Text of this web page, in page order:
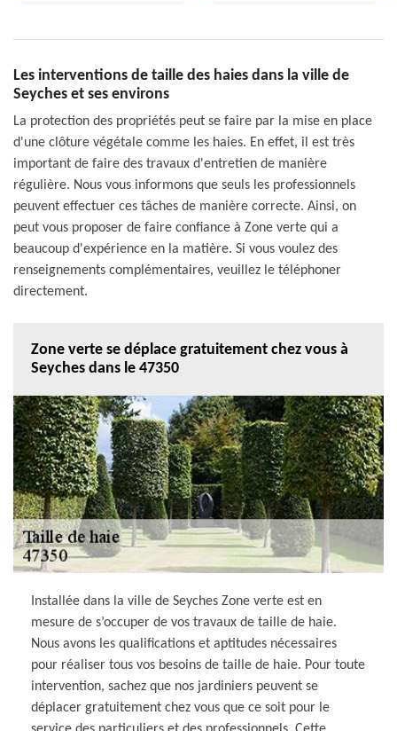
Les interventions de taille des haies dans la ville de
Seyches et ses environs
La protection des propriétés peut se faire par la mise en place
d'une clôture végétale comme les haies. En effet, il est très
important de faire des travaux d'entretien de manière
régulière. Nous vous informons que seuls les professionnels
peuvent effectuer ces tâches de manière correcte. Ainsi, on
peut vous proposer de faire confiance à Zone verte qui a
beaucoup d'expérience en la matière. Si vous voulez des
renseignements complémentaires, veuillez le téléphoner
directement.
Zone verte se déplace gratuitement chez vous à
Seyches dans le 47350
Installée dans la ville de Seyches Zone verte est en
mesure de s’occuper de vos travaux de taille de haie.
Nous avons les qualifications et aptitudes nécessaires
pour réaliser tous vos besoins de taille de haie. Pour toute
intervention, sachez que nos jardiniers peuvent se
déplacer gratuitement chez vous que ce soit pour le